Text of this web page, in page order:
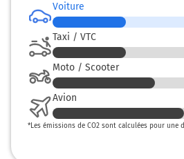
Voiture
Taxi / VTC
Moto / Scooter
Avion
*Les émissions de CO2 sont calculées pour une